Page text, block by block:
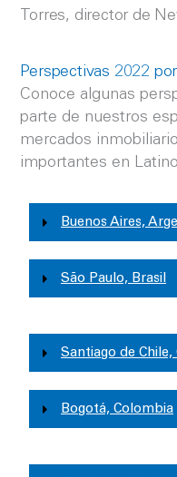
Torres, director de
Perspectivas 2022
Conoce algunas
parte de nuestros
mercados
importantes en
Buenos Aires,
São Paulo, Brasil
Santiago de Chile,
Bogotá, Colombia